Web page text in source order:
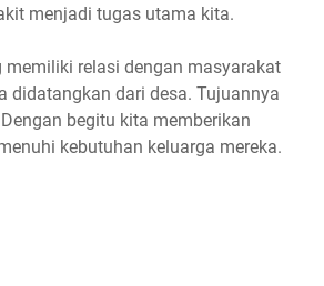
menjadi tugas utama kita.
relasi dengan masyarakat
didatangkan dari desa. Tujuannya
begitu kita memberikan
kebutuhan keluarga mereka.